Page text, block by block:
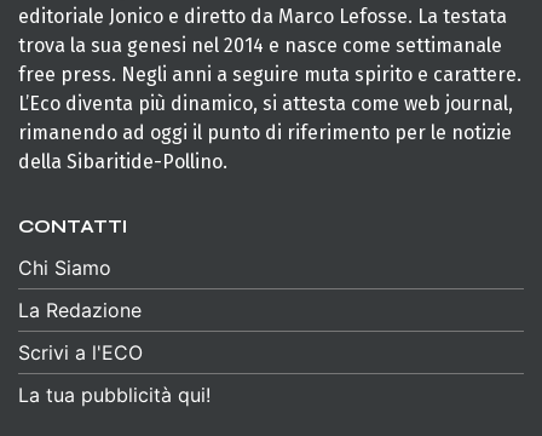
editoriale Jonico e diretto da Marco Lefosse. La testata
trova la sua genesi nel 2014 e nasce come settimanale
free press. Negli anni a seguire muta spirito e carattere.
L’Eco diventa più dinamico, si attesta come web journal,
rimanendo ad oggi il punto di riferimento per le notizie
della Sibaritide-Pollino.
CONTATTI
Chi Siamo
La Redazione
Scrivi a l'ECO
La tua pubblicità qui!